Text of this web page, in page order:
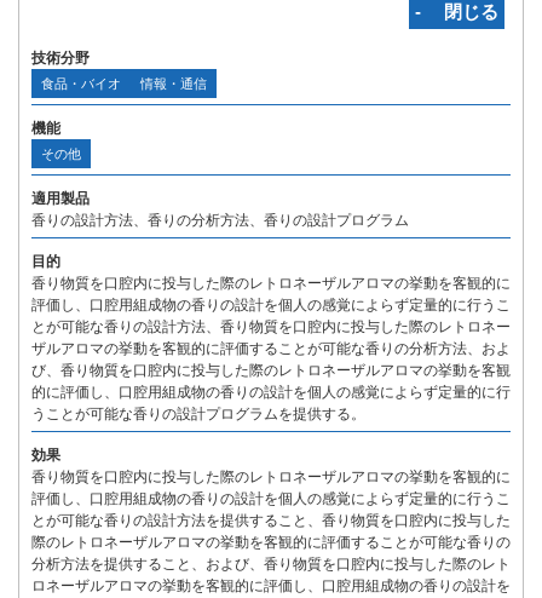
‐ 閉じる
技術分野
食品・バイオ 情報・通信
機能
その他
適用製品
香りの設計方法、香りの分析方法、香りの設計プログラム
目的
香り物質を口腔内に投与した際のレトロネーザルアロマの挙動を客観的に
評価し、口腔用組成物の香りの設計を個人の感覚によらず定量的に行うこ
とが可能な香りの設計方法、香り物質を口腔内に投与した際のレトロネー
ザルアロマの挙動を客観的に評価することが可能な香りの分析方法、およ
び、香り物質を口腔内に投与した際のレトロネーザルアロマの挙動を客観
的に評価し、口腔用組成物の香りの設計を個人の感覚によらず定量的に行
うことが可能な香りの設計プログラムを提供する。
効果
香り物質を口腔内に投与した際のレトロネーザルアロマの挙動を客観的に
評価し、口腔用組成物の香りの設計を個人の感覚によらず定量的に行うこ
とが可能な香りの設計方法を提供すること、香り物質を口腔内に投与した
際のレトロネーザルアロマの挙動を客観的に評価することが可能な香りの
分析方法を提供すること、および、香り物質を口腔内に投与した際のレト
ロネーザルアロマの挙動を客観的に評価し、口腔用組成物の香りの設計を